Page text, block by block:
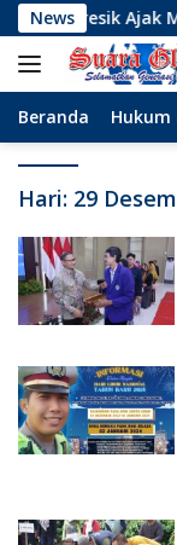
Langsung
ke
konten
News
Gresik Ajak
Beranda Hukum
Hari: 29